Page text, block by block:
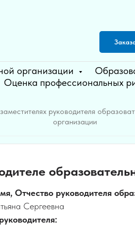
организации
Оценка профессиональных
руководителя
организации
Отчество руководителя
Сергеевна